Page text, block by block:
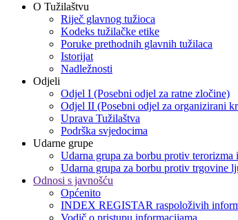
O Tužilaštvu
Riječ glavnog tužioca
Kodeks tužilačke etike
Poruke prethodnih glavnih tužilaca
Istorijat
Nadležnosti
Odjeli
Odjel I (Posebni odjel za ratne zločine)
Odjel II (Posebni odjel za organizirani
Uprava Tužilaštva
Podrška svjedocima
Udarne grupe
Udarna grupa za borbu protiv
Udarna grupa za borbu protiv trgovine
Odnosi s javnošću
Općenito
INDEX REGISTAR raspoloživih